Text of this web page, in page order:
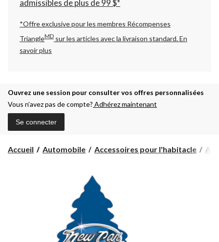
admissibles de plus de 99 $*
*Offre exclusive pour les membres Récompenses
TriangleMD sur les articles avec la livraison standard.En
savoir plus
Ouvrez une session pour consulter vos offres personnalisées
Vous n’avez pas de compte? Adhérez maintenant
Se connecter
Accueil Automobile Accessoires pour l'habitacle